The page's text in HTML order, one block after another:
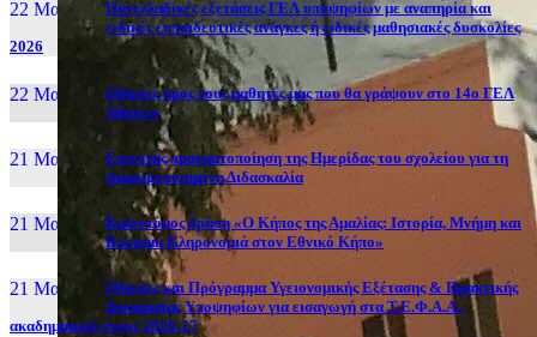
22 Μαι, 26
Πανελλαδικές εξετάσεις ΓΕΛ υποψηφίων με αναπηρία και
ειδικές εκπαιδευτικές ανάγκες ή ειδικές μαθησιακές δυσκολίες
2026
22 Μαι, 26
Οδηγίες προς τους μαθητές μας που θα γράψουν στο 14ο ΓΕΛ
Αθηνών
21 Μαι, 26
Επιτυχής πραγματοποίηση της Ημερίδας του σχολείου για τη
Διαφοροποιημένη Διδασκαλία
21 Μαι, 26
Καινοτόμος δράση «Ο Κήπος της Αμαλίας: Ιστορία, Μνήμη και
Βιώσιμη Κληρονομιά στον Εθνικό Κήπο»
21 Μαι, 26
Οδηγίες και Πρόγραμμα Υγειονομικής Εξέτασης & Πρακτικής
Δοκιμασίας Υποψηφίων για εισαγωγή στα Τ.Ε.Φ.Α.Α.,
ακαδημαϊκού έτους 2026-27